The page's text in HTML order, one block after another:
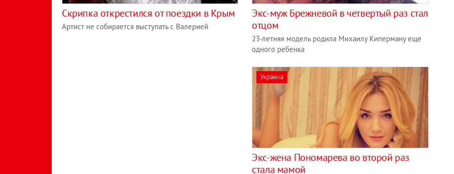
Скрипка открестился от поездки в Крым
Артист не собирается выступать с Валерией
Экс-муж Брежневой в четвертый раз стал
отцом
23-летняя модель родила Михаилу Киперману еще
одного ребенка
Украина
Экс-жена Пономарева во второй раз
стала мамой